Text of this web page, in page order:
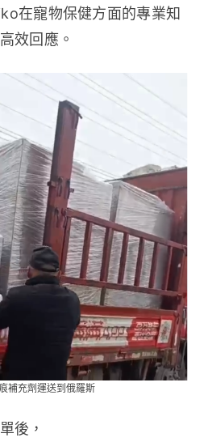
在寵物保健方面的專業知
效回應。
補充劑運送到俄羅斯
後，